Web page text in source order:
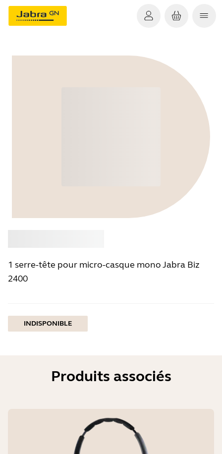
1 serre-tête pour micro-casque mono Jabra Biz
2400
INDISPONIBLE
Produits associés